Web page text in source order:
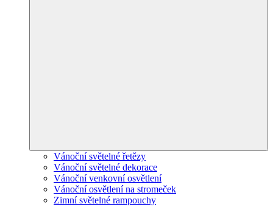
Vánoční světelné řetězy
Vánoční světelné dekorace
Vánoční venkovní osvětlení
Vánoční osvětlení na stromeček
Zimní světelné rampouchy